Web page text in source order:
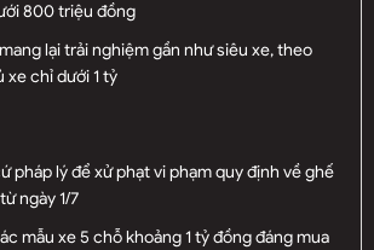
800 triệu đồng
lại trải nghiệm gần như siêu xe, theo
xe chỉ dưới 1 tỷ
pháp lý để xử phạt vi phạm quy định về ghế
ngày 1/7
mẫu xe 5 chỗ khoảng 1 tỷ đồng đáng mua